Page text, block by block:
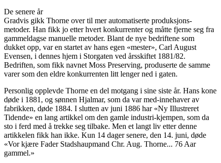
De senere år
Gradvis gikk Thorne over til mer automatiserte produksjons-
metoder. Han fikk jo etter hvert konkurrenter og måtte fjerne seg fra
gammeldagse manuelle metoder. Blant de nye bedriftene som
dukket opp, var en startet av hans egen «mester», Carl August
Evensen, i dennes hjem i Storgaten ved årsskiftet 1881/82.
Bedriften, som fikk navnet Moss Preserving, produserte de samme
varer som den eldre konkurrenten litt lenger ned i gaten.
Personlig opplevde Thorne en del motgang i sine siste år. Hans kone
døde i 1881, og sønnen Hjalmar, som da var med-innehaver av
fabrikken, døde 1884. I slutten av juni 1886 har «Ny Illustreret
Tidende» en lang artikkel om den gamle industri-kjempen, som da
sto i ferd med å trekke seg tilbake. Men et langt liv etter denne
artikkelen fikk han ikke. Kun 14 dager senere, den 14. juni, døde
«Vor kjære Fader Stadshaupmand Chr. Aug. Thorne... 76 Aar
gammel.»